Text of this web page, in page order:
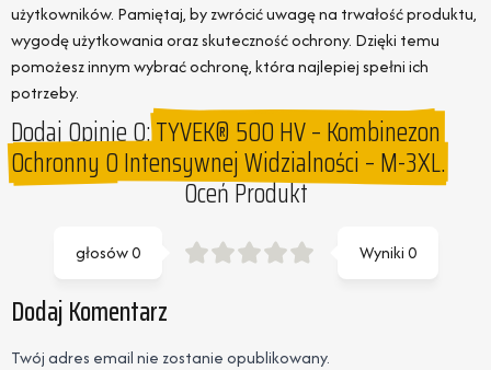
użytkowników. Pamiętaj, by zwrócić uwagę na trwałość produktu,
wygodę użytkowania oraz skuteczność ochrony. Dzięki temu
pomożesz innym wybrać ochronę, która najlepiej spełni ich
potrzeby.
Dodaj Opinie O:TYVEK® 500 HV – Kombinezon
Ochronny O Intensywnej Widzialności – M-3XL.
Oceń Produkt
Wyniki0
głosów0
Dodaj Komentarz
Twój adres email nie zostanie opublikowany.